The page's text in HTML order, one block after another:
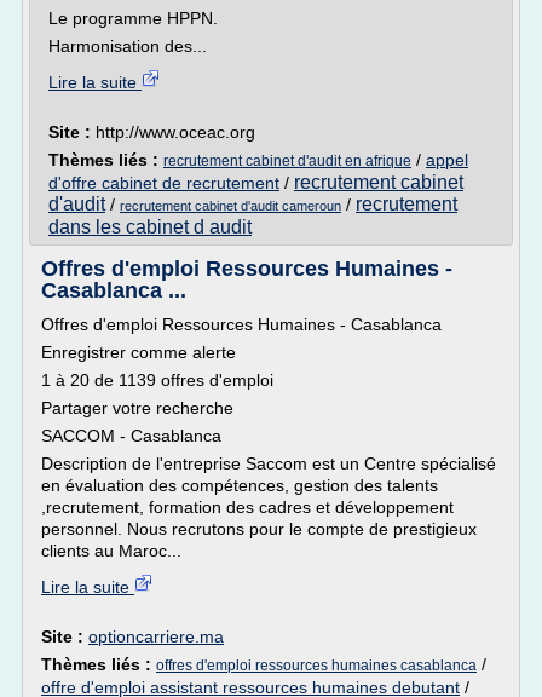
Le programme HPPN.
Harmonisation des...
Lire la suite
Site : http://www.oceac.org
Thèmes liés : recrutement cabinet d'audit en afrique / appel
d'offre cabinet de recrutement / recrutement cabinet
d'audit/ recrutement cabinet d'audit cameroun / recrutement
dans les cabinet d audit
Offres d'emploi Ressources Humaines -
Casablanca ...
Offres d'emploi Ressources Humaines - Casablanca
Enregistrer comme alerte
1 à 20 de 1139 offres d'emploi
Partager votre recherche
SACCOM - Casablanca
Description de l'entreprise Saccom est un Centre spécialisé
en évaluation des compétences, gestion des talents
,recrutement, formation des cadres et développement
personnel. Nous recrutons pour le compte de prestigieux
clients au Maroc...
Lire la suite
Site : optioncarriere.ma
Thèmes liés : offres d'emploi ressources humaines casablanca /
offre d'emploi assistant ressources humaines debutant /